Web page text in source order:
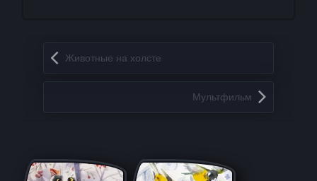
Запись навигация
Животные на холсте
Мультфильм